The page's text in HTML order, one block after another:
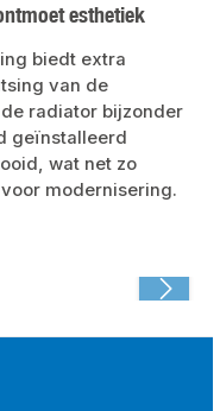
esthetiek
biedt extra
van de
radiator bijzonder
geïnstalleerd
wat net zo
modernisering.